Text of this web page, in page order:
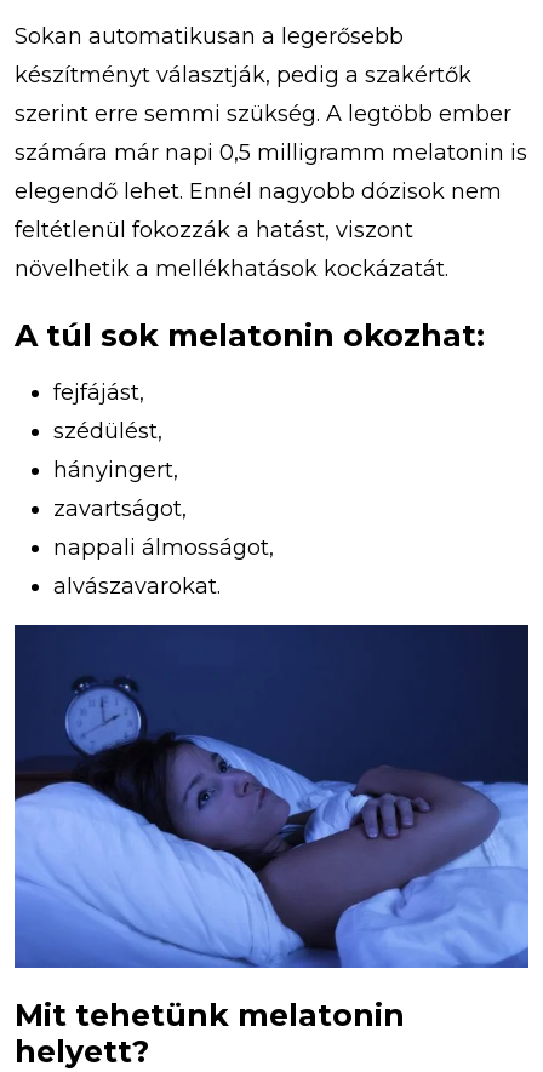
Sokan automatikusan a legerősebb
készítményt választják, pedig a szakértők
szerint erre semmi szükség. A legtöbb ember
számára már napi 0,5 milligramm melatonin is
elegendő lehet. Ennél nagyobb dózisok nem
feltétlenül fokozzák a hatást, viszont
növelhetik a mellékhatások kockázatát.
A túl sok melatonin okozhat:
fejfájást,
szédülést,
hányingert,
zavartságot,
nappali álmosságot,
alvászavarokat.
Mit tehetünk melatonin
helyett?